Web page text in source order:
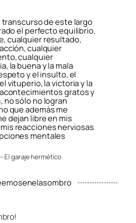
transcurso de este largo
el perfecto equilibrio,
cualquier resultado,
cualquier
cualquier
la buena y la mala
y el insulto, el
vituperio, la victoria y la
gratos y
no sólo no logran
que además me
dejan libre en mis
reacciones nerviosas
mentales
El garaje hermético